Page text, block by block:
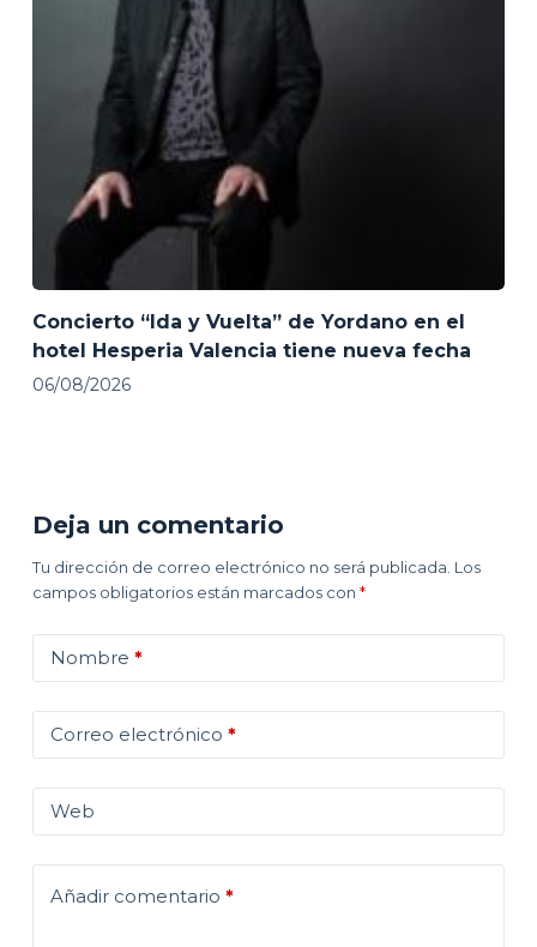
Concierto “Ida y Vuelta” de Yordano en el
hotel Hesperia Valencia tiene nueva fecha
06/08/2026
Deja un comentario
Tu dirección de correo electrónico no será publicada. Los
campos obligatorios están marcados con *
Nombre *
Correo electrónico *
Web
Añadir comentario *